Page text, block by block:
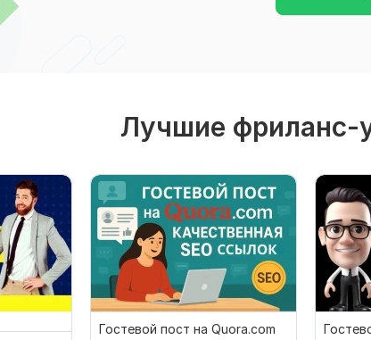
Лучшие фриланс-
Гостевой пост на Quora.com